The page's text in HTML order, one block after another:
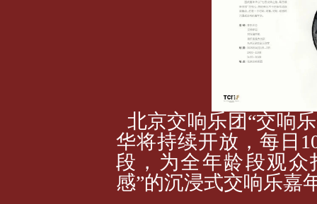
北京交响乐团“交响
华将持续开放，每日
段，为全年龄段观
感”的沉浸式交响乐嘉